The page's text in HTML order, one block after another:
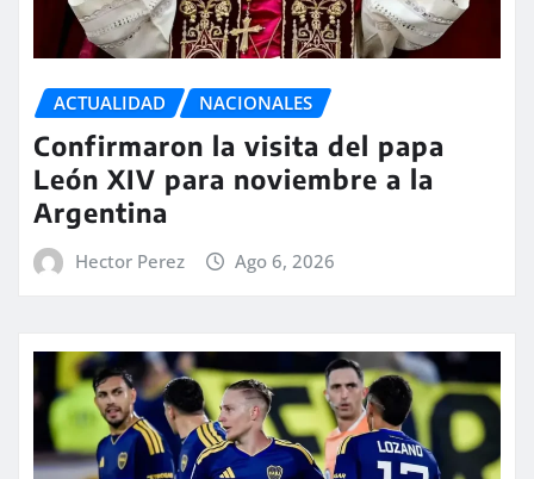
ACTUALIDAD NACIONALES
Confirmaron la visita del papa
León XIV para noviembre a la
Argentina
Hector Perez Ago 6, 2026